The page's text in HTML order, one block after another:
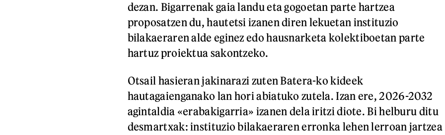
dezan. Bigarrenak gaia landu eta gogoetan parte hartzea
proposatzen du, hautetsi izanen diren lekuetan instituzio
bilakaeraren alde eginez edo hausnarketa kolektiboetan parte
hartuz proiektua sakontzeko.
Otsail hasieran jakinarazi zuten Batera-ko kideek
hautagaienganako lan hori abiatuko zutela. Izan ere, 2026-2032
agintaldia «erabakigarria» izanen dela iritzi diote. Bi helburu ditu
desmartxak: instituzio bilakaeraren erronka lehen lerroan jartzea